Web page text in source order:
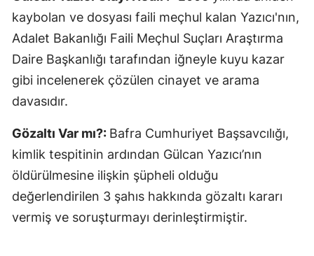
kaybolan ve dosyası faili meçhul kalan Yazıcı'nın,
Adalet Bakanlığı Faili Meçhul Suçları Araştırma
Daire Başkanlığı tarafından iğneyle kuyu kazar
gibi incelenerek çözülen cinayet ve arama
davasıdır.
Gözaltı Var mı?: Bafra Cumhuriyet Başsavcılığı,
kimlik tespitinin ardından Gülcan Yazıcı’nın
öldürülmesine ilişkin şüpheli olduğu
değerlendirilen 3 şahıs hakkında gözaltı kararı
vermiş ve soruşturmayı derinleştirmiştir.